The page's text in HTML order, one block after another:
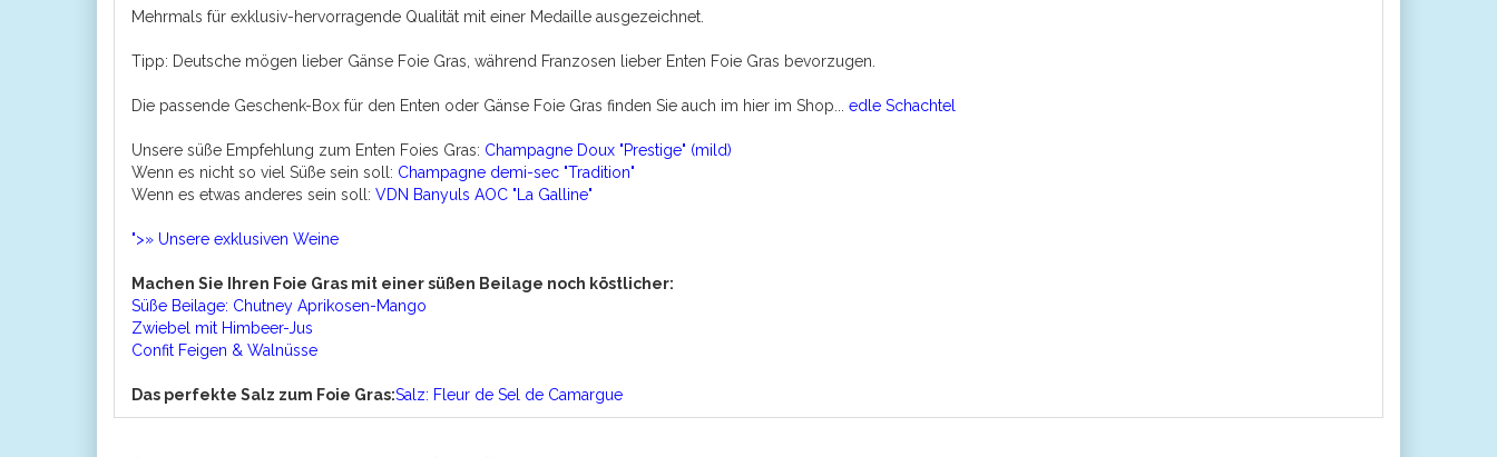
Mehrmals für exklusiv-hervorragende Qualität mit einer Medaille ausgezeichnet.
Tipp: Deutsche mögen lieber Gänse Foie Gras, während Franzosen lieber Enten Foie Gras bevorzugen.
Die passende Geschenk-Box für den Enten oder Gänse Foie Gras finden Sie auch im hier im Shop... edle Schachtel
Unsere süße Empfehlung zum Enten Foies Gras: Champagne Doux "Prestige" (mild)
Wenn es nicht so viel Süße sein soll: Champagne demi-sec "Tradition"
Wenn es etwas anderes sein soll: VDN Banyuls AOC "La Galline"
">» Unsere exklusiven Weine
Machen Sie Ihren Foie Gras mit einer süßen Beilage noch köstlicher:
Süße Beilage: Chutney Aprikosen-Mango
Zwiebel mit Himbeer-Jus
Confit Feigen & Walnüsse
Das perfekte Salz zum Foie Gras:Salz: Fleur de Sel de Camargue